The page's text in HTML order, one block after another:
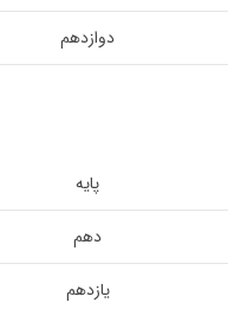
دوازدهم
پایه
دهم
یازدهم